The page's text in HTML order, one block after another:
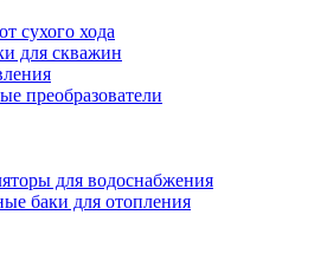
сухого хода
для скважин
преобразователи
для водоснабжения
баки для отопления